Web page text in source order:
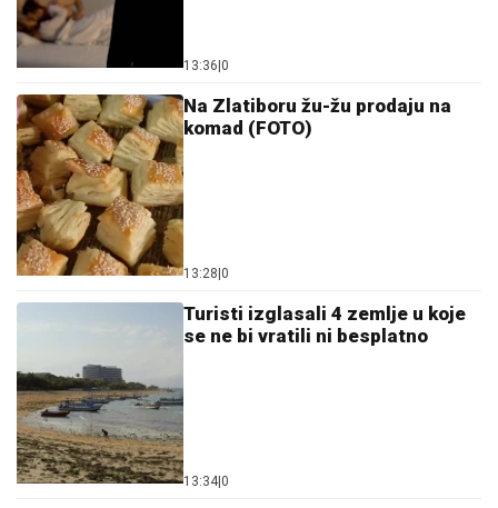
13:36 0
Na Zlatiboru žu-žu prodaju na
komad (FOTO)
13:28 0
Turisti izglasali 4 zemlje u koje
se ne bi vratili ni besplatno
13:34 0